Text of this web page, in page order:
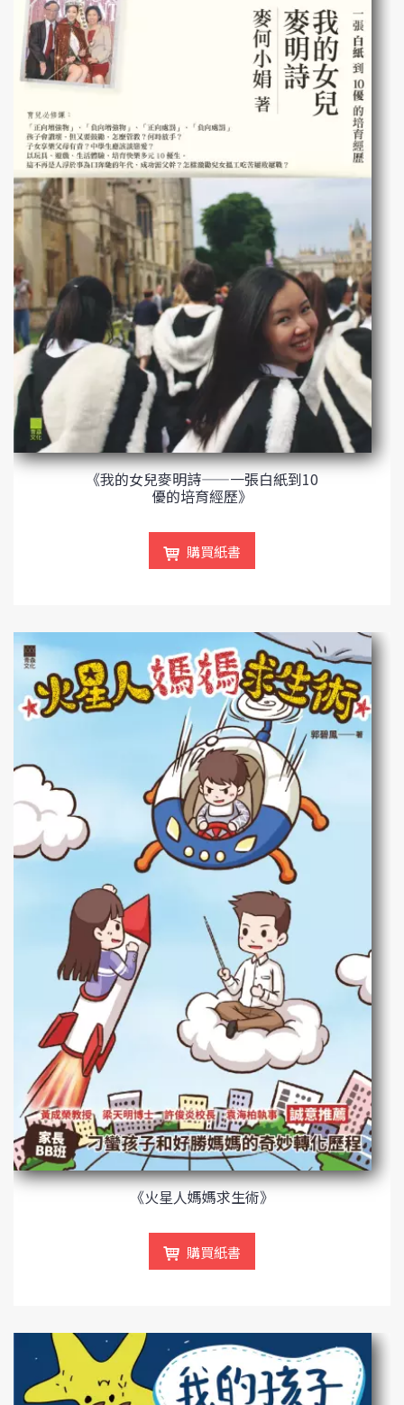
《我的女兒麥明詩——一張白紙到10
優的培育經歷》
購買紙書
《火星人媽媽求生術》
購買紙書